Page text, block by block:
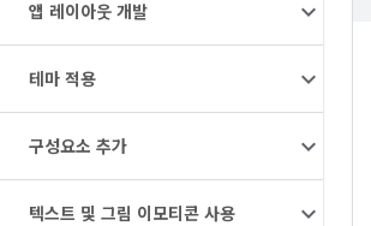
앱 레이아웃 개발
테마 적용
구성요소 추가
텍스트 및 그림 이모티콘 사용